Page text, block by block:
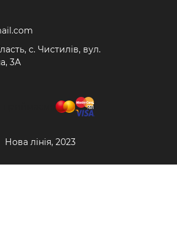
с. Чистилів, вул.
3А
Нова лінія, 2023